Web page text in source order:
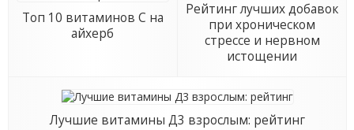
Топ 10 витаминов С на
айхерб
Рейтинг лучших добавок
при хроническом
стрессе и нервном
истощении
Лучшие витамины Д3 взрослым: рейтинг